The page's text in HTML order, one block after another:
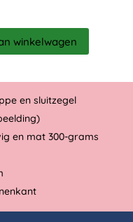
winkelwagen
en sluitzegel
en mat 300-grams